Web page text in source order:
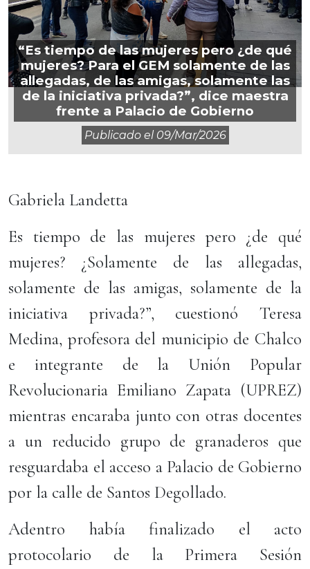
“Es tiempo de las mujeres pero ¿de qué
mujeres? Para el GEM solamente de las
allegadas, de las amigas, solamente las
de la iniciativa privada?”, dice maestra
frente a Palacio de Gobierno
Publicado el 09/mar/2026
Gabriela Landetta
Es tiempo de las mujeres pero ¿de qué
mujeres? ¿Solamente de las allegadas,
solamente de las amigas, solamente de la
iniciativa privada?”, cuestionó Teresa
Medina, profesora del municipio de Chalco
e integrante de la Unión Popular
Revolucionaria Emiliano Zapata (UPREZ)
mientras encaraba junto con otras docentes
a un reducido grupo de granaderos que
resguardaba el acceso a Palacio de Gobierno
por la calle de Santos Degollado.
Adentro había finalizado el acto
protocolario de la Primera Sesión